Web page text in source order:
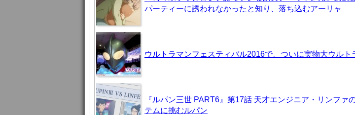
パーティーに誘われなかったと知り、落ち込むアーリャ
ウルトラマンフェスティバル2016で、ついに実物大ウルト
『ルパン三世 PART6』第17話 天才エンジニア・リンファ
テムに挑むルパン